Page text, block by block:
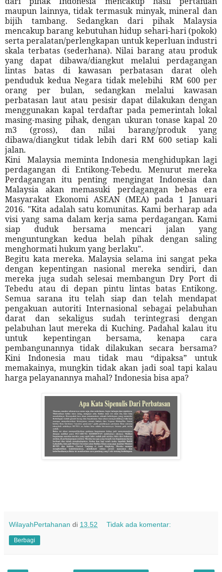
maupun lainnya, tidak termasuk minyak, mineral dan
bijih tambang. Sedangkan dari pihak Malaysia
mencakup barang kebutuhan hidup sehari-hari (pokok)
serta peralatan/perlengkapan untuk keperluan industri
skala terbatas (sederhana). Nilai barang atau produk
yang dapat dibawa/diangkut melalui perdagangan
lintas batas di kawasan perbatasan darat oleh
penduduk kedua Negara tidak melebihi
RM 600 per
orang per bulan, sedangkan melalui kawasan
perbatasan laut atau pesisir dapat dilakukan dengan
menggunakan kapal terdaftar pada pemerintah lokal
masing-masing pihak, dengan ukuran tonase kapal 20
m3 (gross), dan nilai barang/produk yang
dibawa/diangkut tidak lebih dari RM 600 setiap kali
jalan.
Kini
Malaysia meminta Indonesia menghidupkan lagi
perdagangan di Entikong-Tebedu. Menurut mereka
Perdagangan itu penting mengingat Indonesia dan
Malaysia akan memasuki perdagangan bebas era
Masyarakat Ekonomi ASEAN (MEA) pada 1 Januari
2016. "Kita adalah satu komunitas. Kami berharap ada
visi yang sama dalam kerja sama perdagangan. Kami
siap duduk bersama mencari jalan yang
menguntungkan kedua belah pihak dengan saling
menghormati hukum yang berlaku".
Begitu kata mereka. Malaysia selama ini sangat peka
dengan kepentingan nasional mereka sendiri, dan
mereka juga sudah selesai membangun Dry Port di
Tebedu atau di depan pintu lintas batas Entikong.
Semua sarana itu telah siap dan telah mendapat
pengakuan autoriti Internasional sebagai pelabuhan
darat dan sekaligus sudah terintegrasi dengan
pelabuhan laut mereka di Kuching. Padahal kalau itu
untuk kepentingan bersama, kenapa cara
pembangunannya tidak dilakukan secara bersama?
Kini Indonesia mau tidak mau “dipaksa” untuk
memakainya, mungkin tidak akan jadi soal tapi kalau
harga pelayanannya mahal? Indonesia bisa apa?
WilayahPertahanan di 13.52 Tidak ada komentar:
Berbagi